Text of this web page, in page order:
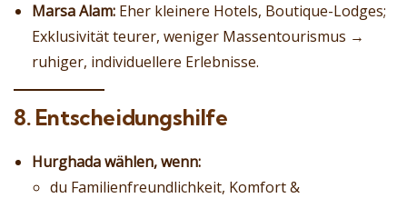
Marsa Alam: Eher kleinere Hotels, Boutique-Lodges;
Exklusivität teurer, weniger Massentourismus →
ruhiger, individuellere Erlebnisse.
8. Entscheidungshilfe
Hurghada wählen, wenn:
du Familienfreundlichkeit, Komfort &